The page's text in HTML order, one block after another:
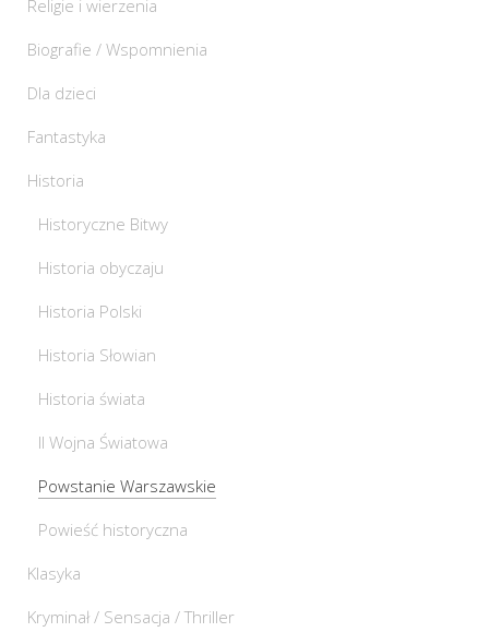
Religie i wierzenia
Biografie / Wspomnienia
Dla dzieci
Fantastyka
Historia
Historyczne Bitwy
Historia obyczaju
Historia Polski
Historia Słowian
Historia świata
II Wojna Światowa
Powstanie Warszawskie
Powieść historyczna
Klasyka
Kryminał / Sensacja / Thriller